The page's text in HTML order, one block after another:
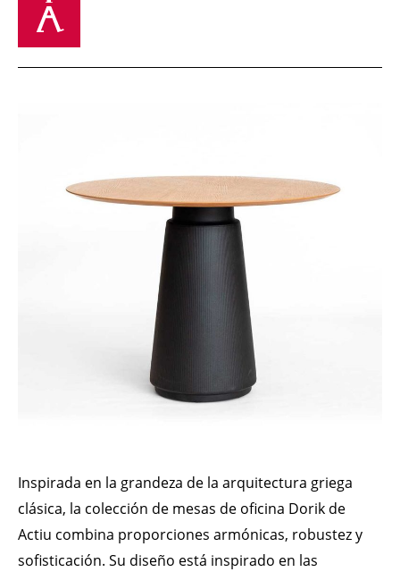
Inspirada en la grandeza de la arquitectura griega
clásica, la colección de mesas de oficina Dorik de
Actiu combina proporciones armónicas, robustez y
sofisticación. Su diseño está inspirado en las